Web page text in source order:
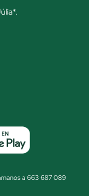
a 663 687 089